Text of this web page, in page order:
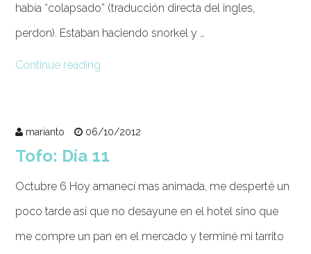
había “colapsado” (traducción directa del ingles,
perdon). Estaban haciendo snorkel y …
Continue reading
marianto 06/10/2012
Tofo: Día 11
Octubre 6 Hoy amanecí mas animada, me desperté un
poco tarde así que no desayune en el hotel sino que
me compre un pan en el mercado y terminé mi tarrito